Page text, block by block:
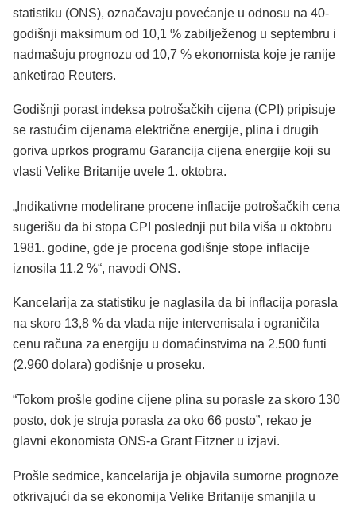
statistiku (ONS), označavaju povećanje u odnosu na 40-
godišnji maksimum od 10,1 % zabilježenog u septembru i
nadmašuju prognozu od 10,7 % ekonomista koje je ranije
anketirao Reuters.
Godišnji porast indeksa potrošačkih cijena (CPI) pripisuje
se rastućim cijenama električne energije, plina i drugih
goriva uprkos programu Garancija cijena energije koji su
vlasti Velike Britanije uvele 1. oktobra.
„Indikativne modelirane procene inflacije potrošačkih cena
sugerišu da bi stopa CPI poslednji put bila viša u oktobru
1981. godine, gde je procena godišnje stope inflacije
iznosila 11,2 %“, navodi ONS.
Kancelarija za statistiku je naglasila da bi inflacija porasla
na skoro 13,8 % da vlada nije intervenisala i ograničila
cenu računa za energiju u domaćinstvima na 2.500 funti
(2.960 dolara) godišnje u proseku.
“Tokom prošle godine cijene plina su porasle za skoro 130
posto, dok je struja porasla za oko 66 posto”, rekao je
glavni ekonomista ONS-a Grant Fitzner u izjavi.
Prošle sedmice, kancelarija je objavila sumorne prognoze
otkrivajući da se ekonomija Velike Britanije smanjila u